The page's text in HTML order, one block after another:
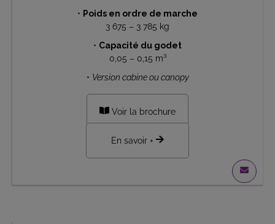
• Poids en ordre de marche
3 675 – 3 785 kg
• Capacité du godet
0,05 – 0,15 m³
• Version cabine ou canopy
Voir la brochure
En savoir +